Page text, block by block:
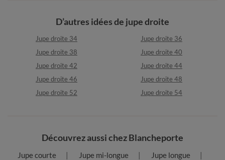
D’autres idées de jupe droite
Jupe droite 34
Jupe droite 36
Jupe droite 38
Jupe droite 40
Jupe droite 42
Jupe droite 44
Jupe droite 46
Jupe droite 48
Jupe droite 52
Jupe droite 54
Découvrez aussi chez Blancheporte
Jupe courte Jupe mi-longue
Jupe longue